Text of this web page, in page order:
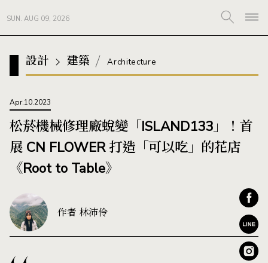
SUN. AUG 09, 2026
設計 建築 Architecture
Apr.10.2023
松菸機械修理廠蛻變「ISLAND133」！首
展 CN FLOWER 打造「可以吃」的花店
《Root to Table》
作者 林沛伶